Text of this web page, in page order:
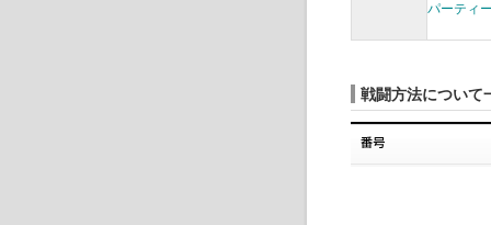
パーティ
戦闘方法について